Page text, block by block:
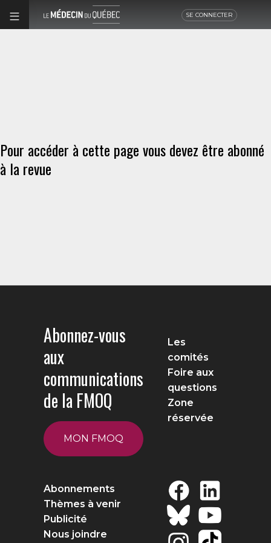
SE CONNECTER
Pour accéder à cette page vous devez être abonné
à la revue
Abonnez-vous
aux
communications
de la FMOQ
MON FMOQ
Les
comités
Foire aux
questions
Zone
réservée
Abonnements
Thèmes à venir
Publicité
Nous joindre